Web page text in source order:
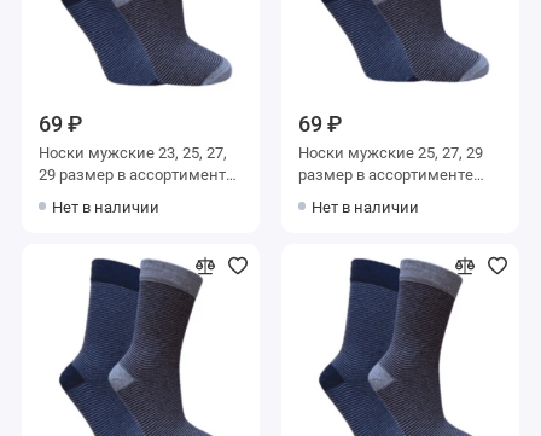
69 ₽
Носки мужские 23, 25, 27,
29 размер в ассортименте
Нет в наличии
69 ₽
Носки мужские 25, 27, 29
размер в ассортименте
Нет в наличии